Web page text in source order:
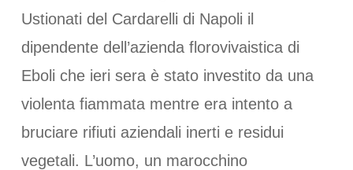
Ustionati del Cardarelli di Napoli il
dipendente dell’azienda florovivaistica di
Eboli che ieri sera è stato investito da una
violenta fiammata mentre era intento a
bruciare rifiuti aziendali inerti e residui
vegetali. L’uomo, un marocchino